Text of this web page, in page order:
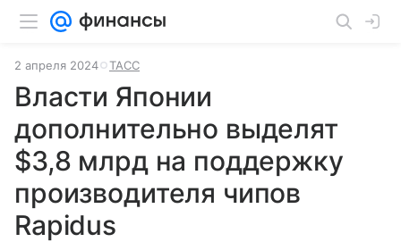
2 апреля 2024 ТАСС
Власти Японии
дополнительно выделят
$3,8 млрд на поддержку
производителя чипов
Rapidus